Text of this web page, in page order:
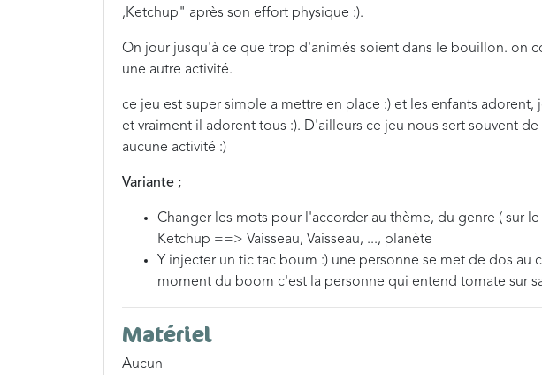
,Ketchup" après son effort physique :).
On jour jusqu'à ce que trop d'animés soient dans le bouillon. on
une autre activité.
ce jeu est super simple a mettre en place :) et les enfants adorent,
et vraiment il adorent tous :). D'ailleurs ce jeu nous sert souvent
aucune activité :)
Variante ;
Changer les mots pour l'accorder au thème, du genre ( sur
Ketchup ==> Vaisseau, Vaisseau, ..., planète
Y injecter un tic tac boum :) une personne se met de dos au
moment du boom c'est la personne qui entend tomate sur
Matériel
Aucun